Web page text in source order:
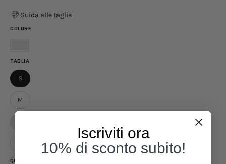
Guida alle taglie
TAGLIA
S
M
COLORE
QUANTITÀ
Iscriviti ora
10% di sconto subito!